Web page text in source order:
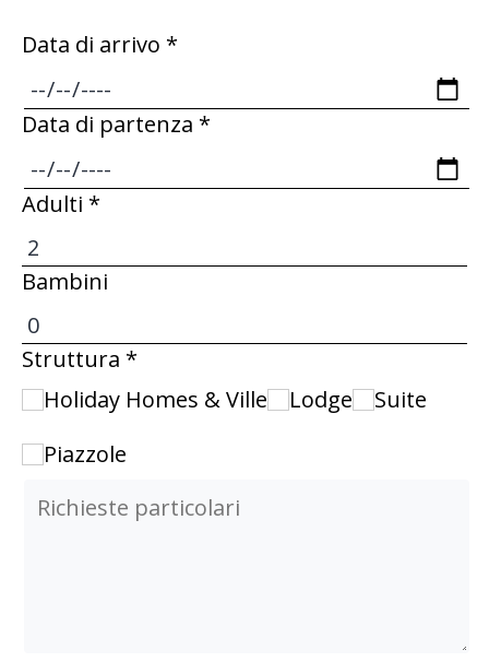
Data di arrivo *
Data di partenza *
Adulti *
Bambini
Struttura *
Holiday Homes & Ville
Lodge
Suite
Piazzole